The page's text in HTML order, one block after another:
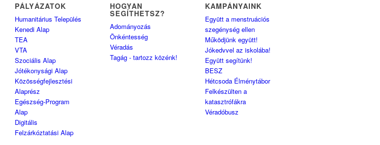
PÁLYÁZATOK
Humanitárius Település
Kenedi Alap
TEA
VTA
Szociális Alap
Jótékonysági Alap
Közösségfejlesztési
Alaprész
Egészség-Program
Alap
Digitális
Felzárkóztatási Alap
HOGYAN
SEGÍTHETSZ?
Adományozás
Önkéntesség
Véradás
Tagág - tartozz közénk!
KAMPÁNYAINK
Együtt a menstruációs
szegénység ellen
Működjünk együtt!
Jókedvvel az iskolába!
Együtt segítünk!
BESZ
Hétcsoda Élménytábor
Felkészülten a
katasztrófákra
Véradóbusz